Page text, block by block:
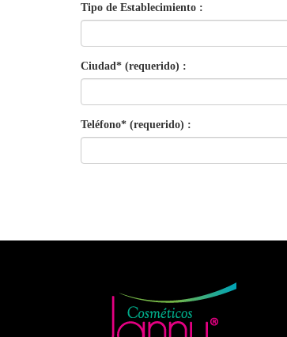
Tipo de Establecimiento :
Ciudad* (requerido) :
Teléfono* (requerido) :